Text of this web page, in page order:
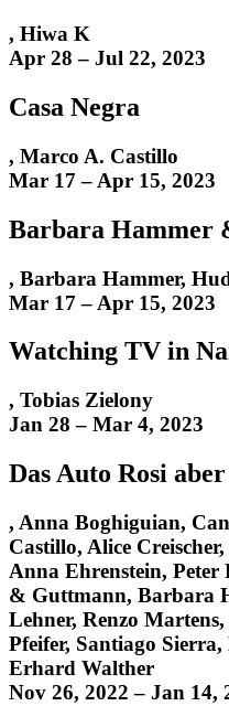
, Hiwa K
Apr 28 – Jul 22, 2023
Casa Negra
, Marco A. Castillo
Mar 17 – Apr 15, 2023
Barbara Hammer
, Barbara Hammer,
Mar 17 – Apr 15, 2023
Watching TV in
, Tobias Zielony
Jan 28 – Mar 4, 2023
Das Auto Rosi aber
, Anna Boghiguian,
Castillo, Alice Creischer,
Anna Ehrenstein, Peter
& Guttmann, Barbara
Lehner, Renzo Martens,
Pfeifer, Santiago Sierra,
Erhard Walther
Nov 26, 2022 – Jan 14,